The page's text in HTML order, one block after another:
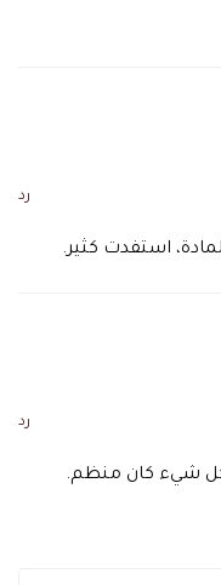
رد
استفدت كثير.
رد
شيء كان منظم.